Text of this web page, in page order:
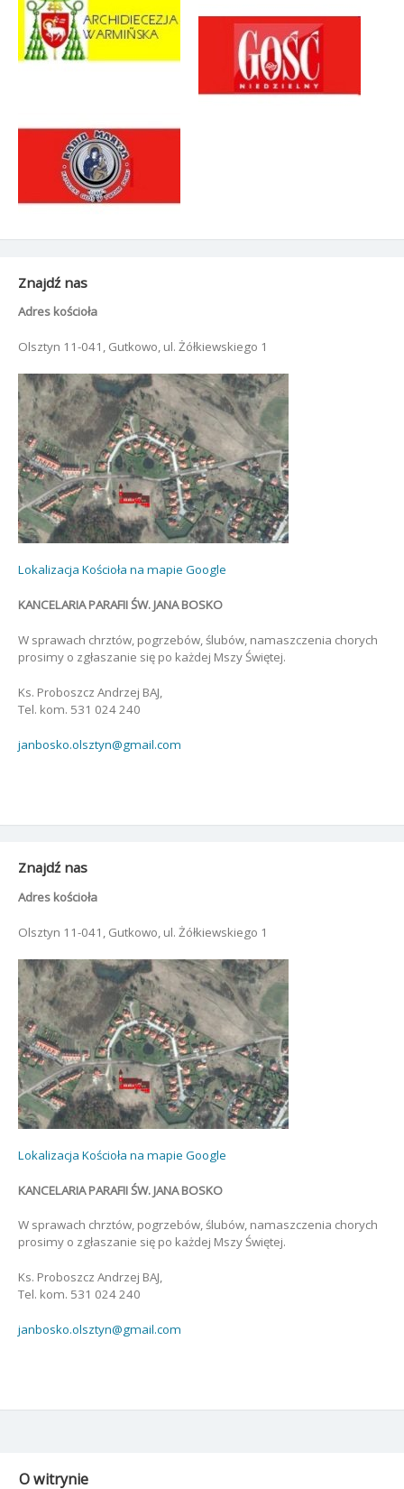
Znajdź nas
Adres kościoła
Olsztyn 11-041, Gutkowo, ul. Żółkiewskiego 1
Lokalizacja Kościoła na mapie Google
KANCELARIA PARAFII ŚW. JANA BOSKO
W sprawach chrztów, pogrzebów, ślubów, namaszczenia chorych
prosimy o zgłaszanie się po każdej Mszy Świętej.
Ks. Proboszcz Andrzej BAJ,
Tel. kom. 531 024 240
janbosko.olsztyn@gmail.com
Znajdź nas
Adres kościoła
Olsztyn 11-041, Gutkowo, ul. Żółkiewskiego 1
Lokalizacja Kościoła na mapie Google
KANCELARIA PARAFII ŚW. JANA BOSKO
W sprawach chrztów, pogrzebów, ślubów, namaszczenia chorych
prosimy o zgłaszanie się po każdej Mszy Świętej.
Ks. Proboszcz Andrzej BAJ,
Tel. kom. 531 024 240
janbosko.olsztyn@gmail.com
O witrynie